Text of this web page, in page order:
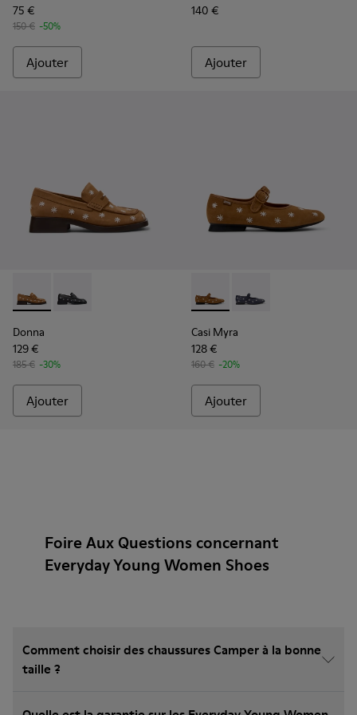
75 €
150 € -50%
Ajouter
140 €
Ajouter
Donna - K201937-001 - Mocassins en cuir nubuck marron
Donna - K201937-002
Donna
129 €
185 € -30%
Ajouter
Casi Myra - K201904-001 -
Casi Myra -
Casi Myra
128 €
160 € -20%
Ajouter
Foire Aux Questions concernant
Everyday Young Women Shoes
Comment choisir des chaussures Camper à la bonne
taille ?